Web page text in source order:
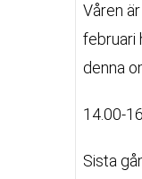
Våren
februari
denna
14.00-
Sista